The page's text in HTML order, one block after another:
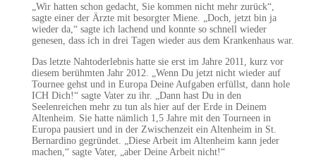
„Wir hatten schon gedacht, Sie kommen nicht mehr zurück“,
sagte einer der Ärzte mit besorgter Miene. „Doch, jetzt bin ja
wieder da,“ sagte ich lachend und konnte so schnell wieder
genesen, dass ich in drei Tagen wieder aus dem Krankenhaus war.
Das letzte Nahtoderlebnis hatte sie erst im Jahre 2011, kurz vor
diesem berühmten Jahr 2012. „Wenn Du jetzt nicht wieder auf
Tournee gehst und in Europa Deine Aufgaben erfüllst, dann hole
ICH Dich!“ sagte Vater zu ihr. „Dann hast Du in den
Seelenreichen mehr zu tun als hier auf der Erde in Deinem
Altenheim. Sie hatte nämlich 1,5 Jahre mit den Tourneen in
Europa pausiert und in der Zwischenzeit ein Altenheim in St.
Bernardino gegründet. „Diese Arbeit im Altenheim kann jeder
machen,“ sagte Vater, „aber Deine Arbeit nicht!“